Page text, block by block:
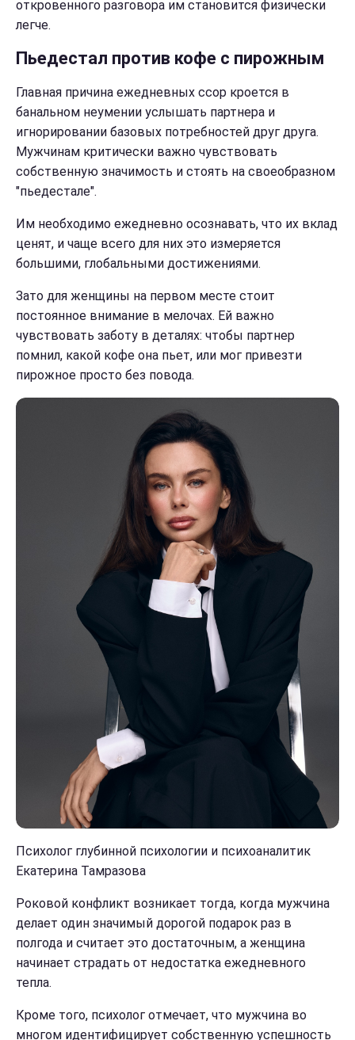
откровенного разговора им становится физически
легче.
Пьедестал против кофе с пирожным
Главная причина ежедневных ссор кроется в
банальном неумении услышать партнера и
игнорировании базовых потребностей друг друга.
Мужчинам критически важно чувствовать
собственную значимость и стоять на своеобразном
"пьедестале".
Им необходимо ежедневно осознавать, что их вклад
ценят, и чаще всего для них это измеряется
большими, глобальными достижениями.
Зато для женщины на первом месте стоит
постоянное внимание в мелочах. Ей важно
чувствовать заботу в деталях: чтобы партнер
помнил, какой кофе она пьет, или мог привезти
пирожное просто без повода.
Психолог глубинной психологии и психоаналитик
Екатерина Тамразова
Роковой конфликт возникает тогда, когда мужчина
делает один значимый дорогой подарок раз в
полгода и считает это достаточным, а женщина
начинает страдать от недостатка ежедневного
тепла.
Кроме того, психолог отмечает, что мужчина во
многом идентифицирует собственную успешность